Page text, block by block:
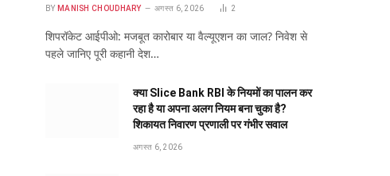
BY MANISH CHOUDHARY अगस्त 6, 2026 2
शिपरॉकेट आईपीओ: मजबूत कारोबार या वैल्यूएशन का जाल? निवेश से
पहले जानिए पूरी कहानी देश…
क्या Slice Bank RBI के नियमों का पालन कर
रहा है या अपना अलग नियम बना चुका है?
शिकायत निवारण प्रणाली पर गंभीर सवाल
अगस्त 6, 2026